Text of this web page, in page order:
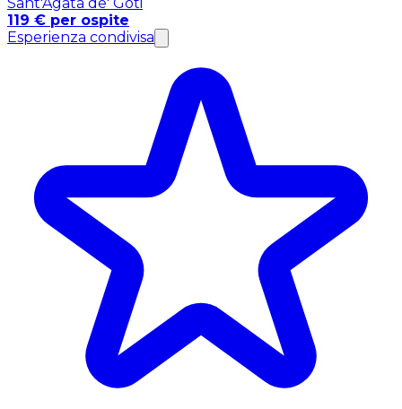
119 € per ospite
Esperienza condivisa